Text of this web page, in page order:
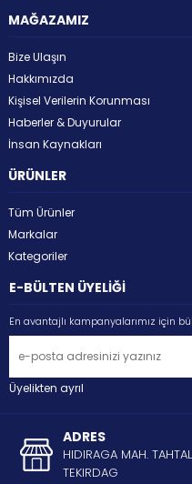
MAĞAZAMIZ
Bize Ulaşın
Hakkımızda
Kişisel Verilerin Korunması
Haberler & Duyurular
İnsan Kaynakları
ÜRÜNLER
Tüm Ürünler
Markalar
Kategoriler
E-BÜLTEN ÜYELİĞİ
En avantajlı kampanyalarımız için
Üyelikten ayrıl
ADRES
HIDIRAGA MAH.
TEKIRDAG